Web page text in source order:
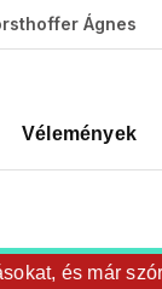
Ágnes
Vélemények
és már